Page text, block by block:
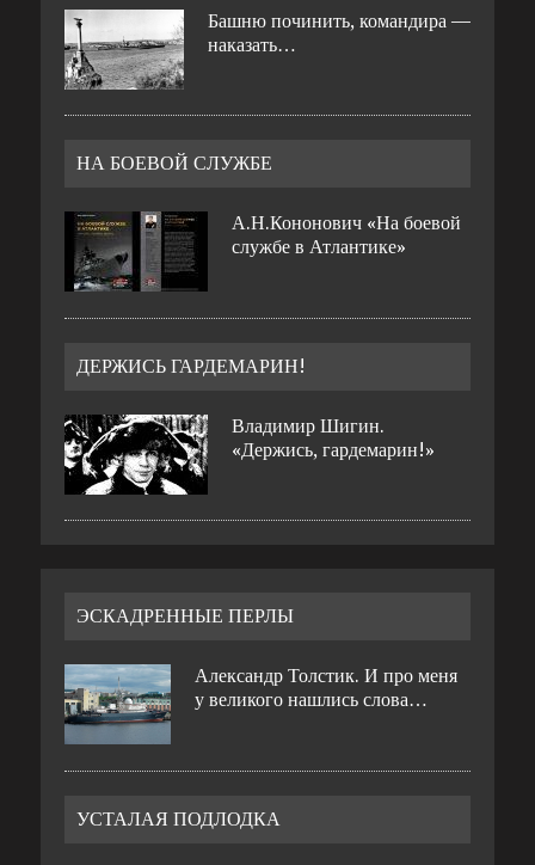
Башню починить, командира —
наказать…
НА БОЕВОЙ СЛУЖБЕ
А.Н.Кононович «На боевой
службе в Атлантике»
ДЕРЖИСЬ ГАРДЕМАРИН!
Владимир Шигин.
«Держись, гардемарин!»
ЭСКАДРЕННЫЕ ПЕРЛЫ
Александр Толстик. И про меня
у великого нашлись слова…
УСТАЛАЯ ПОДЛОДКА